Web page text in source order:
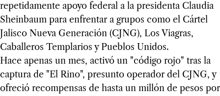
repetidamente apoyo federal a la presidenta Claudia
Sheinbaum para enfrentar a grupos como el Cártel
Jalisco Nueva Generación (CJNG), Los Viagras,
Caballeros Templarios y Pueblos Unidos.
Hace apenas un mes, activó un "código rojo" tras la
captura de "El Rino", presunto operador del CJNG, y
ofreció recompensas de hasta un millón de pesos por